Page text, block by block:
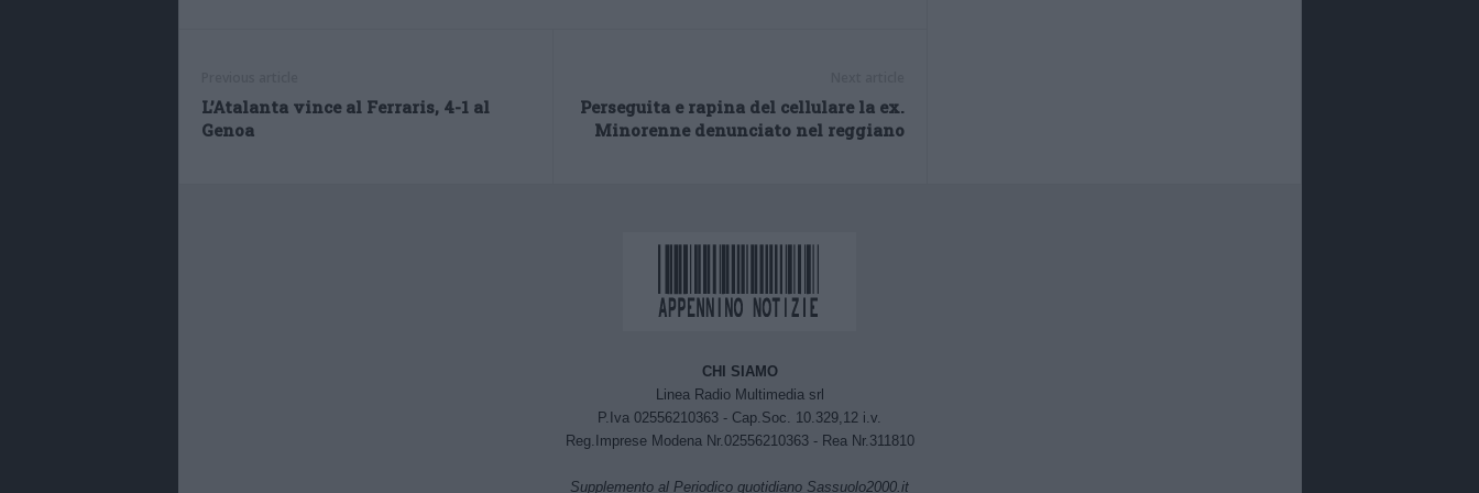
L’Atalanta vince al Ferraris, 4-1 al
Genoa
Perseguita e rapina del cellulare la ex.
Minorenne denunciato nel reggiano
CHI SIAMO
Linea Radio Multimedia srl
P.Iva 02556210363 - Cap.Soc. 10.329,12 i.v.
Reg.Imprese Modena Nr.02556210363 - Rea Nr.311810
Supplemento al Periodico quotidiano Sassuolo2000.it